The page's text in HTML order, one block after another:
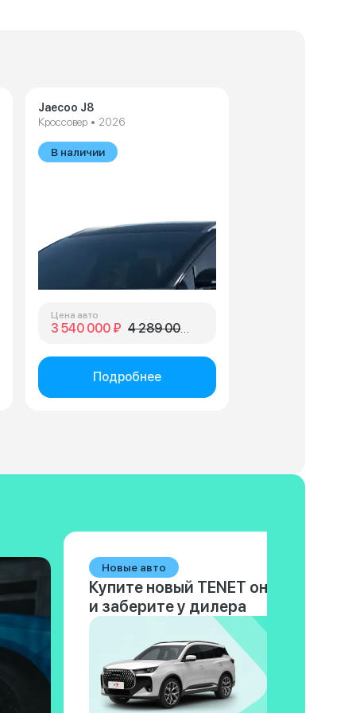
Jaecoo J8
Кроссовер • 2026
В наличии
Цена авто
3 540 000 ₽ 4 289 000 ₽
Подробнее
Новые авто
Купите новый TENET онлайн
и заберите у дилера